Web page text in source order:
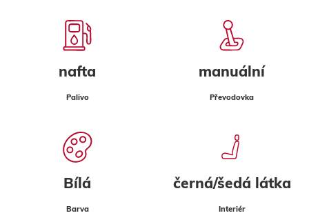
nafta
Palivo
manuální
Převodovka
Bílá
Barva
černá/šedá látka
Interiér